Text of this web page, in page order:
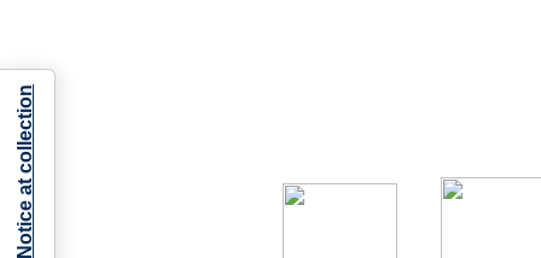
Notice at collection